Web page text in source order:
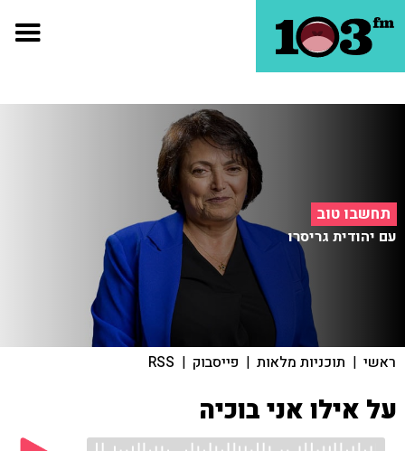
תחשבו טוב
עם יהודית גריסרו
ראשי | תוכניות מלאות | פייסבוק |
RSS
על אילו אני בוכיה